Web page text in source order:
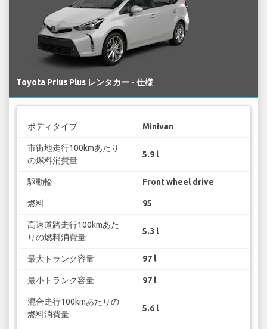
Toyota Prius Plus レンタカー - 仕様
ボディタイプ Minivan
市街地走行100kmあたり
の燃料消費量
5.9 l
駆動輪 Front wheel drive
燃料 95
高速道路走行100kmあた
りの燃料消費量
5.3 l
最大トランク容量 97 l
最小トランク容量 97 l
混合走行100kmあたりの
燃料消費量
5.6 l